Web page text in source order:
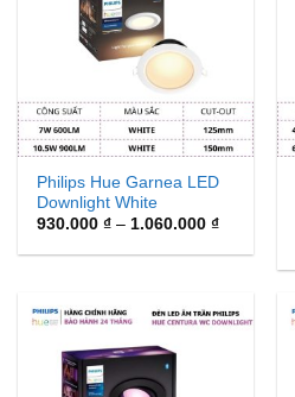
Philips Hue Garnea LED
Downlight White
Ambiance
930.000₫ – 1.060.000₫Khoảng
từ
930.000 ₫